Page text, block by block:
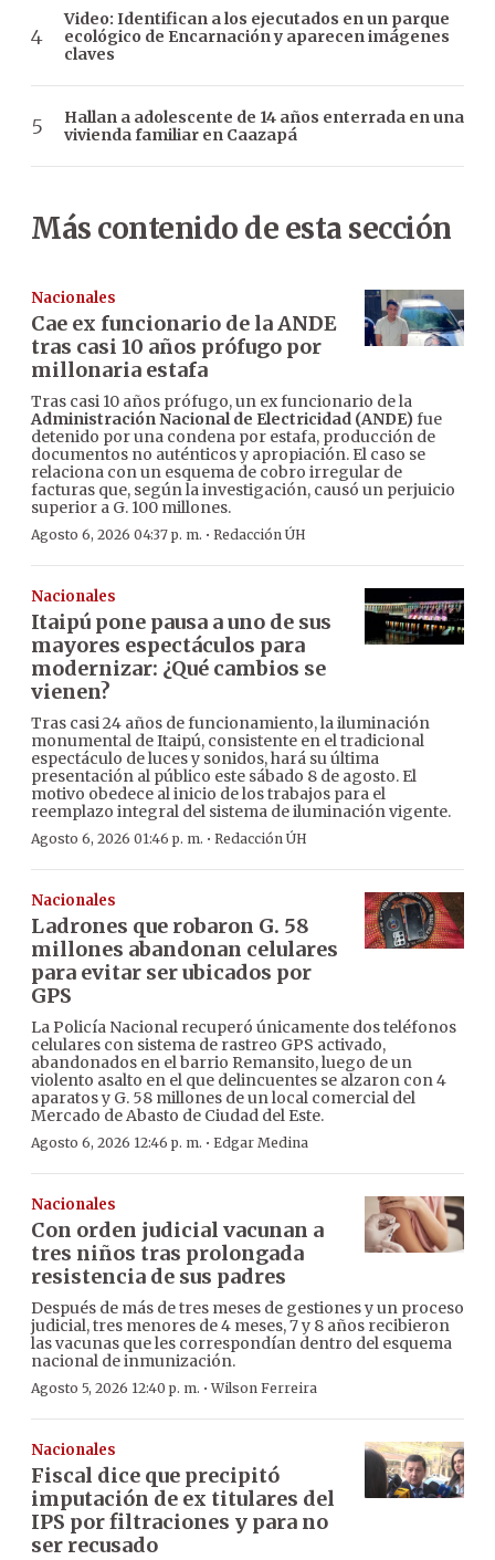
Video: Identifican a los ejecutados en un parque
ecológico de Encarnación y aparecen imágenes
claves
Hallan a adolescente de 14 años enterrada en una
vivienda familiar en Caazapá
Más contenido de esta sección
Nacionales
Cae ex funcionario de la ANDE
tras casi 10 años prófugo por
millonaria estafa
Tras casi 10 años prófugo, un ex funcionario de la
Administración Nacional de Electricidad (ANDE)fue
detenido por una condena por estafa, producción de
documentos no auténticos y apropiación. El caso se
relaciona con un esquema de cobro irregular de
facturas que, según la investigación, causó un perjuicio
superior a G. 100 millones.
Agosto 6, 2026 04:37 p. m. · Redacción ÚH
Nacionales
Itaipú pone pausa a uno de sus
mayores espectáculos para
modernizar: ¿Qué cambios se
vienen?
Tras casi 24 años de funcionamiento, la iluminación
monumental de Itaipú, consistente en el tradicional
espectáculo de luces y sonidos, hará su última
presentación al público este sábado 8 de agosto. El
motivo obedece al inicio de los trabajos para el
reemplazo integral del sistema de iluminación vigente.
Agosto 6, 2026 01:46 p. m. · Redacción ÚH
Nacionales
Ladrones que robaron G. 58
millones abandonan celulares
para evitar ser ubicados por
GPS
La Policía Nacional recuperó únicamente dos teléfonos
celulares con sistema de rastreo GPS activado,
abandonados en el barrio Remansito, luego de un
violento asalto en el que delincuentes se alzaron con 4
aparatos y G. 58 millones de un local comercial del
Mercado de Abasto de Ciudad del Este.
Agosto 6, 2026 12:46 p. m. · Edgar Medina
Nacionales
Con orden judicial vacunan a
tres niños tras prolongada
resistencia de sus padres
Después de más de tres meses de gestiones y un proceso
judicial, tres menores de 4 meses, 7 y 8 años recibieron
las vacunas que les correspondían dentro del esquema
nacional de inmunización.
Agosto 5, 2026 12:40 p. m. ·Wilson Ferreira
Nacionales
Fiscal dice que precipitó
imputación de ex titulares del
IPS por filtraciones y para no
ser recusado